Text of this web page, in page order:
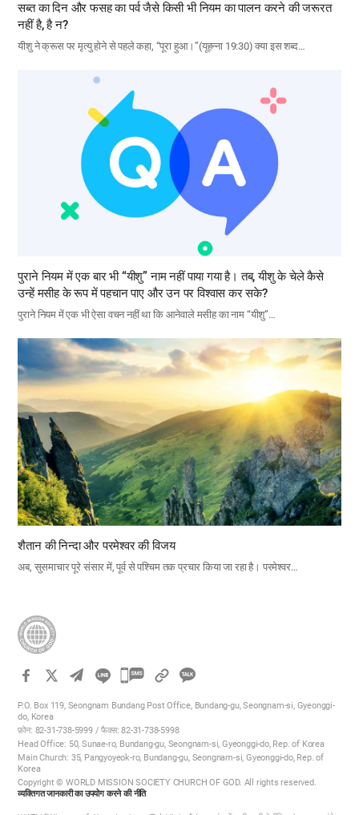
सब्त का दिन और फसह का पर्व जैसे किसी भी नियम का पालन करने की जरूरत
नहीं है, है न?
यीशु ने क्रूस पर मृत्यु होने से पहले कहा, “पूरा हुआ।”(यूहन्ना 19:30) क्या इस शब्द…
पुराने नियम में एक बार भी “यीशु” नाम नहीं पाया गया है। तब, यीशु के चेले कैसे
उन्हें मसीह के रूप में पहचान पाए और उन पर विश्वास कर सके?
पुराने नियम में एक भी ऐसा वचन नहीं था कि आनेवाले मसीह का नाम “यीशु”…
शैतान की निन्दा और परमेश्वर की विजय
अब, सुसमाचार पूरे संसार में, पूर्व से पश्चिम तक प्रचार किया जा रहा है। परमेश्वर…
카
오
톡
공
하
기
P.O. Box 119, Seongnam Bundang Post Office, Bundang-gu, Seongnam-si, Gyeonggi-
do, Korea
फ़ोन: 82-31-738-5999 / फैक्स: 82-31-738-5998
Head Office: 50, Sunae-ro, Bundang-gu, Seongnam-si, Gyeonggi-do, Rep. of Korea
Main Church: 35, Pangyoyeok-ro, Bundang-gu, Seongnam-si, Gyeonggi-do, Rep. of
Korea
Copyright © WORLD MISSION SOCIETY CHURCH OF GOD. All rights reserved.
व्यक्तिगत जानकारी का उपयोग करने की नीति